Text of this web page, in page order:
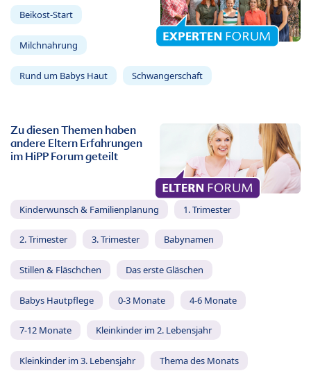
Beikost-Start
Milchnahrung
Rund um Babys Haut Schwangerschaft
Zu diesen Themen haben
andere Eltern Erfahrungen
im HiPP Forum geteilt
Kinderwunsch & Familienplanung 1. Trimester
2. Trimester 3. Trimester Babynamen
Stillen & Fläschchen Das erste Gläschen
Babys Hautpflege 0-3 Monate 4-6 Monate
7-12 Monate Kleinkinder im 2. Lebensjahr
Kleinkinder im 3. Lebensjahr Thema des Monats